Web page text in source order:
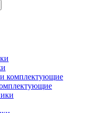
комплектующие